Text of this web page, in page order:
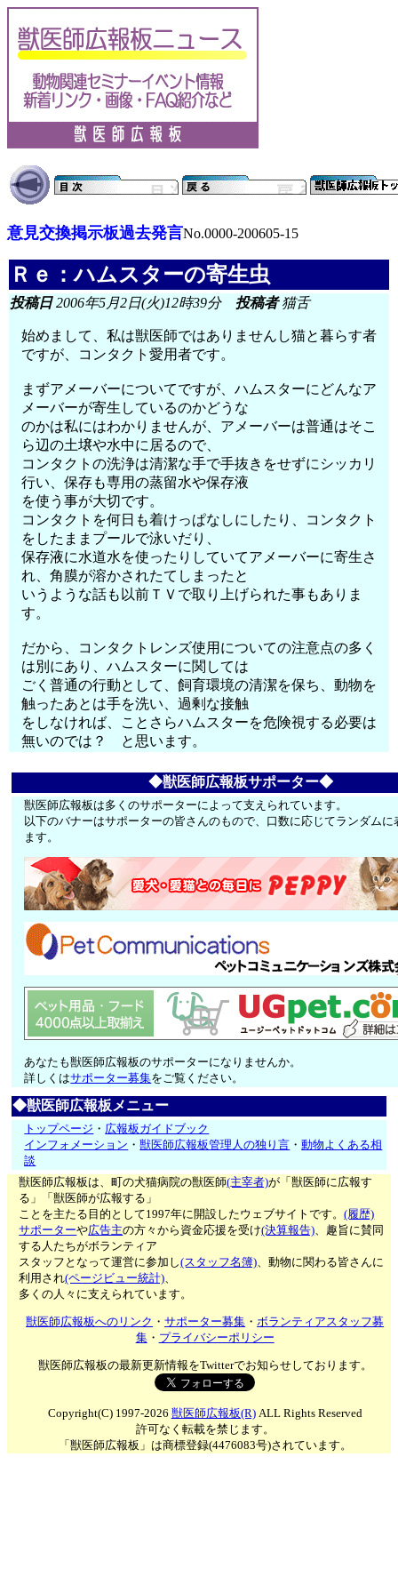
意見交換掲示板過去発言No.0000-200605-15
Ｒｅ：ハムスターの寄生虫
投稿日2006年5月2日(火)12時39分 投稿者猫舌
始めまして、私は獣医師ではありませんし猫と暮らす者
ですが、コンタクト愛用者です。
まずアメーバーについてですが、ハムスターにどんなア
メーバーが寄生しているのかどうな
のかは私にはわかりませんが、アメーバーは普通はそこ
ら辺の土壌や水中に居るので、
コンタクトの洗浄は清潔な手で手抜きをせずにシッカリ
行い、保存も専用の蒸留水や保存液
を使う事が大切です。
コンタクトを何日も着けっぱなしにしたり、コンタクト
をしたままプールで泳いだり、
保存液に水道水を使ったりしていてアメーバーに寄生さ
れ、角膜が溶かされたてしまったと
いうような話も以前ＴＶで取り上げられた事もありま
す。
だから、コンタクトレンズ使用についての注意点の多く
は別にあり、ハムスターに関しては
ごく普通の行動として、飼育環境の清潔を保ち、動物を
触ったあとは手を洗い、過剰な接触
をしなければ、ことさらハムスターを危険視する必要は
無いのでは？ と思います。
◆獣医師広報板サポーター◆
獣医師広報板は多くのサポーターによって支えられています。
以下のバナーはサポーターの皆さんのもので、口数に応じてランダムに
ます。
あなたも獣医師広報板のサポーターになりませんか。
詳しくはサポーター募集をご覧ください。
◆獣医師広報板メニュー
トップページ ・ 広報板ガイドブック
インフォメーション ・獣医師広報板管理人の独り言 ・動物よくある相
談
獣医師広報板は、町の犬猫病院の獣医師(主宰者)が「獣医師に広報す
る」「獣医師が広報する」
ことを主たる目的として1997年に開設したウェブサイトです。(履歴)
サポーターや広告主の方々から資金応援を受け(決算報告)、趣旨に賛同
する人たちがボランティア
スタッフとなって運営に参加し(スタッフ名簿)、動物に関わる皆さんに
利用され(ページビュー統計)、
多くの人々に支えられています。
獣医師広報板へのリンク ・サポーター募集 ・ボランティアスタッフ募
集・ プライバシーポリシー
獣医師広報板の最新更新情報をTwitterでお知らせしております。
Copyright(C) 1997-2026 獣医師広報板(R)ALL Rights Reserved
許可なく転載を禁じます。
「獣医師広報板」は商標登録(4476083号)されています。